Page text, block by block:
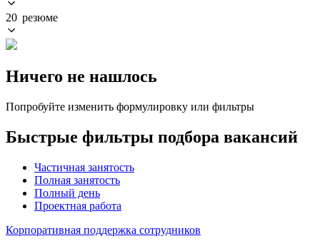
20 резюме
Ничего не нашлось
Попробуйте изменить формулировку или фильтры
Быстрые фильтры подбора вакансий
Частичная занятость
Полная занятость
Полный день
Проектная работа
Корпоративная поддержка сотрудников